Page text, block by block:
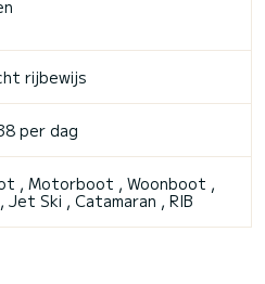
rijbewijs
per dag
, Motorboot , Woonboot ,
Jet Ski , Catamaran , RIB